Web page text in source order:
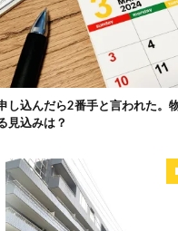
し込んだら2番手と言われた。
見込みは？